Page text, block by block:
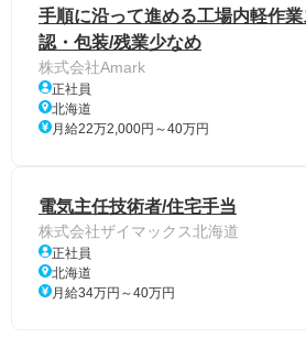
手順に沿って進める工場内軽作
認・包装/残業少なめ
株式会社Amark
正社員
北海道
月給22万2,000円～40万円
電気主任技術者/住宅手当
株式会社ザイマックス北海道
正社員
北海道
月給34万円～40万円